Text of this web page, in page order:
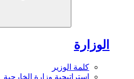
الوزارة
كلمة الوزير
استراتيجية وزارة الخارجية